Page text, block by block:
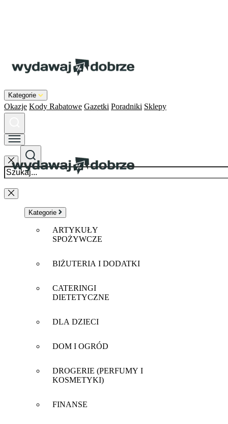
Kategorie
Okazje Kody Rabatowe Gazetki Poradniki Sklepy
Kategorie
ARTYKUŁY
SPOŻYWCZE
BIŻUTERIA I DODATKI
CATERINGI
DIETETYCZNE
DLA DZIECI
DOM I OGRÓD
DROGERIE (PERFUMY I
KOSMETYKI)
FINANSE